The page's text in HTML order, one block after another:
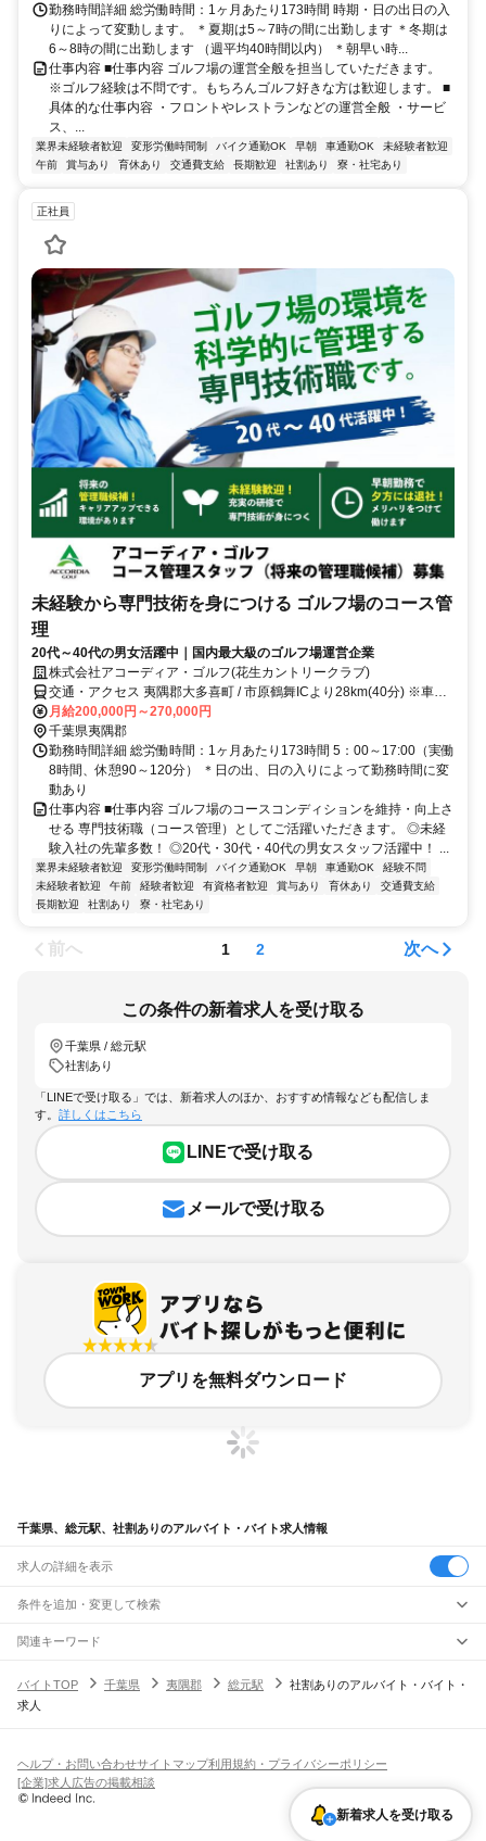
勤務時間詳細 総労働時間：1ヶ月あたり173時間 時期・日の出日の入
りによって変動します。 ＊夏期は5～7時の間に出勤します ＊冬期は
6～8時の間に出勤します （週平均40時間以内） ＊朝早い時...
仕事内容 ■仕事内容 ゴルフ場の運営全般を担当していただきます。
※ゴルフ経験は不問です。もちろんゴルフ好きな方は歓迎します。 ■
具体的な仕事内容 ・フロントやレストランなどの運営全般 ・サービ
ス、...
業界未経験者歓迎 変形労働時間制 バイク通勤OK 早朝 車通勤OK
未経験者歓迎
午前
賞与あり 育休あり 交通費支給 長期歓迎 社割あり 寮・社宅あり
正社員
未経験から専門技術を身につける ゴルフ場のコース管
理
20代～40代の男女活躍中｜国内最大級のゴルフ場運営企業
株式会社アコーディア・ゴルフ(花生カントリークラブ)
交通・アクセス 夷隅郡大多喜町 / 市原鶴舞ICより28km(40分) ※車・
バイク通勤OK
月給200,000円～270,000円
千葉県夷隅郡
勤務時間詳細 総労働時間：1ヶ月あたり173時間 5：00～17:00（実働
8時間、休憩90～120分） ＊日の出、日の入りによって勤務時間に変
動あり
仕事内容 ■仕事内容 ゴルフ場のコースコンディションを維持・向上さ
せる 専門技術職（コース管理）としてご活躍いただきます。 ◎未経
験入社の先輩多数！ ◎20代・30代・40代の男女スタッフ活躍中！ ...
業界未経験者歓迎 変形労働時間制 バイク通勤OK 早朝 車通勤OK
経験不問
未経験者歓迎
午前 経験者歓迎 有資格者歓迎 賞与あり 育休あり
交通費支給
長期歓迎
社割あり 寮・社宅あり
前へ 1 2 次へ
この条件の新着求人を受け取る
千葉県 / 総元駅
社割あり
「LINEで受け取る」では、新着求人のほか、おすすめ情報なども配信しま
す。 詳しくはこちら
LINEで受け取る
メールで受け取る
アプリを無料ダウンロード
千葉県、総元駅、社割ありのアルバイト・バイト求人情報
求人の詳細を表示
条件を追加・変更して検索
市区町村を追加・変更
千葉県すべて
旭市習志野市柏市勝浦市市原市流山市八千代市我孫子市鴨川市鎌ケ谷市
君津市富津市浦安市 印西市白井市富里市南房総市
匝瑳市香取市 印旛郡 香取郡山武郡 長生郡夷隅郡
駅を追加・変更
JR中央・総武線
市川駅本八幡駅下総中山駅 津田沼駅幕張本郷駅幕張駅
新検見川駅
職種を追加・変更
飲食・フードサービスすべて
ホールスタッフキッチンスタッフ
パン屋（ベーカリー）
バー（BAR）・バーテンダー
飲食店（店長・マネージャー）
人気
日払いOK高校生歓迎 髪型・髪色自由
留学生・外国人活躍中
雇用形態を追加・変更
関連キーワード
バイトTOP
千葉県 夷隅郡 総元駅
社割ありのアルバイト・バイト・
求人
新着求人を受け取る
ヘルプ・お問い合わせサイトマップ利用規約・プライバシーポリシー
[企業]求人広告の掲載相談